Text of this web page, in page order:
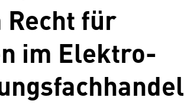
Recht für
im Elektro-